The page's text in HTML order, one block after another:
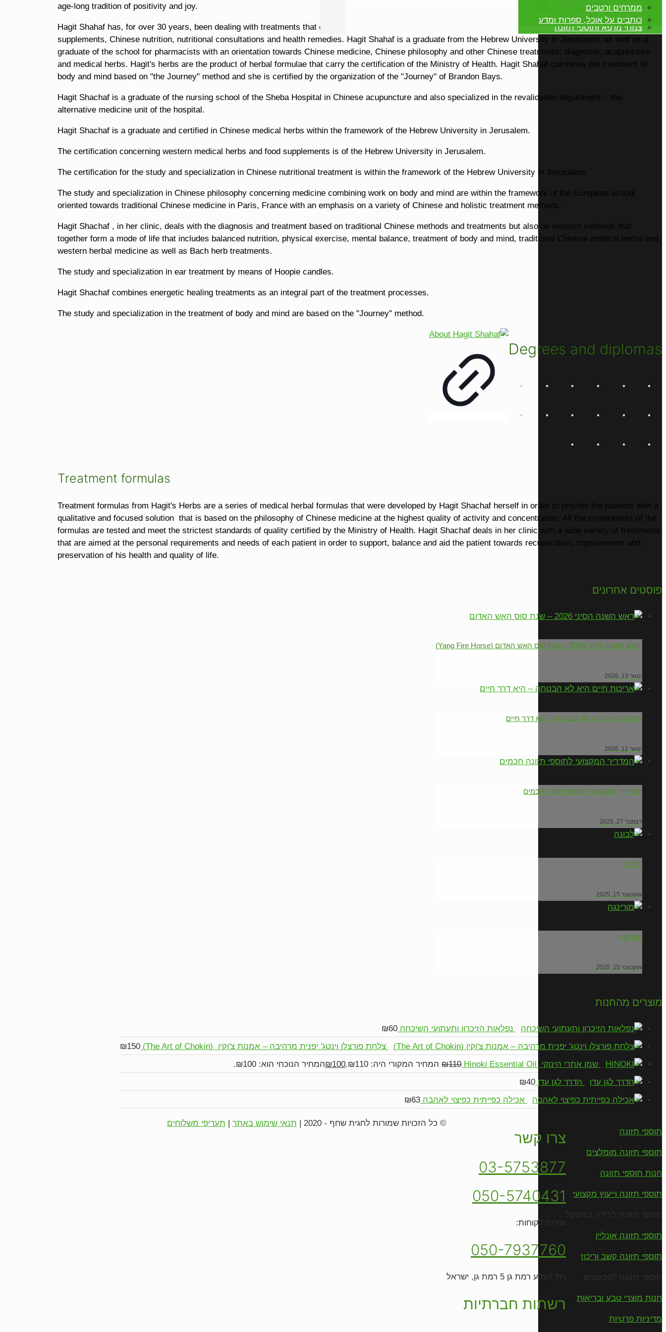
ייעוץ תזונתי ותזונה טיפולית
טיפול אוזניים בעזרת נרות הופי
צמחי מרפא ותוספי תזונה
ממרחים ורטבים
כותבים על אוכל, ספרות ומדע
✕
age-long tradition of positivity and joy.
Hagit Shahaf has, for over 30 years, been dealing with treatments that combine Chinese medicine, medical herbs, traditional Chinese acupuncture, food
supplements, Chinese nutrition, nutritional consultations and health remedies. Hagit Shahaf is a graduate from the Hebrew University in Jerusalem, as well as a
graduate of the school for pharmacists with an orientation towards Chinese medicine, Chinese philosophy and other Chinese treatments, diagnosis, acupuncture
and medical herbs. Hagit's herbs are the product of herbal formulae that carry the certification of the Ministry of Health. Hagit Shahaf combines the treatment of
body and mind based on "the Journey" method and she is certified by the organization of the "Journey" of Brandon Bays.
Hagit Shachaf is a graduate of the nursing school of the Sheba Hospital in Chinese acupuncture and also specialized in the revalidation department – the
alternative medicine unit of the hospital.
Hagit Shachaf is a graduate and certified in Chinese medical herbs within the framework of the Hebrew University in Jerusalem.
The certification concerning western medical herbs and food supplements is of the Hebrew University in Jerusalem.
The certification for the study and specialization in Chinese nutritional treatment is within the framework of the Hebrew University in Jerusalem.
The study and specialization in Chinese philosophy concerning medicine combining work on body and mind are within the framework of the European school
oriented towards traditional Chinese medicine in Paris, France with an emphasis on a variety of Chinese and holistic treatment methods.
Hagit Shachaf , in her clinic, deals with the diagnosis and treatment based on traditional Chinese methods and treatments but also on western methods that
together form a mode of life that includes balanced nutrition, physical exercise, mental balance, treatment of body and mind, traditional Chinese medical herbs and
western herbal medicine as well as Bach herb treatments.
The study and specialization in ear treatment by means of Hoopie candles.
Hagit Shachaf combines energetic healing treatments as an integral part of the treatment processes.
The study and specialization in the treatment of body and mind are based on the "Journey" method.
Degrees and diplomas
Treatment formulas
Treatment formulas from Hagit's Herbs are a series of medical herbal formulas that were developed by Hagit Shachaf herself in order to provide the patients with a
qualitative and focused solution that is based on the philosophy of Chinese medicine at the highest quality of activity and concentration. All the components of the
formulas are tested and meet the strictest standards of quality certified by the Ministry of Health. Hagit Shachaf deals in her clinic with a wide variety of treatments
that are aimed at the personal requirements and needs of each patient in order to support, balance and aid the patient towards recuperation, improvement and
preservation of his health and quality of life.
פוסטים אחרונים
ראש השנה הסיני 2026 – שנת סוס האש האדום (Yang Fire Horse)
ינואר 13, 2026
אריכות חיים היא לא הבטחה – היא דרך חיים
ינואר 11, 2026
המדריך המקצועי לתוספי תזונה חכמים
דצמבר 27, 2025
לבונה
אוקטובר 15, 2025
מורינגה
אוקטובר 15, 2025
מוצרים מהחנות
נפלאות הזיכרון ותעתועי השיכחה ₪60
צלחת פורצלן וינטג' יפנית מרהיבה – אמנות צ'וקין (The Art of Chokin)
₪150
שמן אתרי הינוקי Hinoki Essential Oil
₪110 המחיר המקורי היה: ₪110. ₪100
המחיר הנוכחי הוא: ₪100.
הדרך לגן עדן
₪40
אכילה כפייתית כפיצוי לאהבה
₪63
תוספי תזונה
תוספי תזונה מומלצים
חנות תוספי תזונה
תוספי תזונה וייעוץ מקצועי
תוספי תזונה לירידה במשקל
תוספי תזונה אונליין
תוספי תזונה קשב וריכוז
תוספי תזונה לטבעונים
חנות מוצרי טבע ובריאות
מדיניות פרטיות
צרו קשר
03-5753877
050-5740431
שירות לקוחות:
050-7937760
רח' הצלע רמת גן 5 רמת גן, ישראל
רשתות חברתיות
© כל הזכויות שמורות לחגית שחף - 2020 | תנאי שימוש באתר | תעריפי משלוחים